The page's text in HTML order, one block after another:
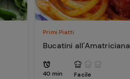
Primi Piatti
Bucatini all'Amatriciana
40 min Facile